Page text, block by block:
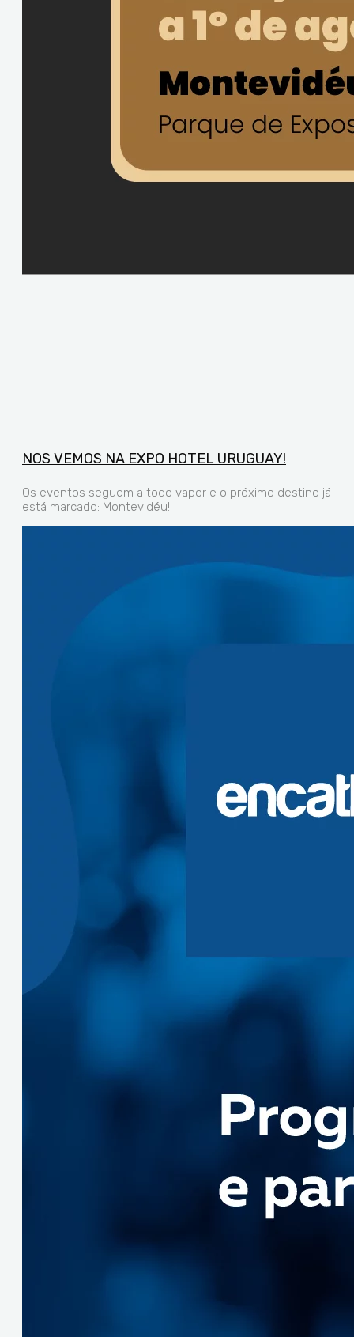
NOS VEMOS NA EXPO HOTEL URUGUAY!
Os eventos seguem a todo vapor e o próximo destino já
está marcado: Montevidéu!